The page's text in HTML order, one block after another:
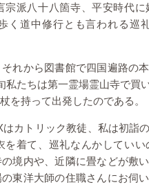
宗派八十八箇寺、平安時代
く道中修行とも言われる巡
れから図書館で四国遍路の
私たちは第一霊場霊山寺で買
を持って出発したのである。
はカトリック教徒、私は初詣
を着て、巡礼なんかしてい
境内や、近隣に畳などが敷
東洋大師の住職さんにお伺